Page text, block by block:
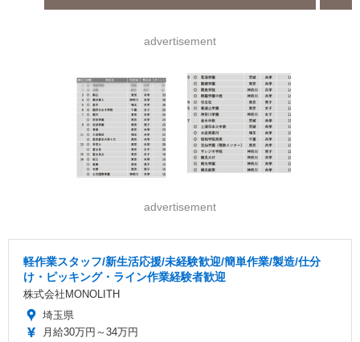
advertisement
advertisement
軽作業スタッフ/新生活応援/未経験歓迎/簡単作業/製造/仕分
け・ピッキング・ライン作業経験者歓迎
株式会社MONOLITH
埼玉県
月給30万円～34万円